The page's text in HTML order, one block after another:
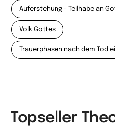
Auferstehung - Teilhabe an
Volk Gottes
Trauerphasen nach dem Tod
Topseller